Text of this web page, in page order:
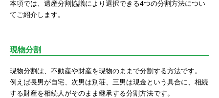
本項では、遺産分割協議により選択できる4つの分割方法につい
てご紹介します。
現物分割
現物分割は、不動産や財産を現物のままで分割する方法です。
例えば長男が自宅、次男は別荘、三男は現金という具合に、相続
する財産を相続人がそのまま継承する分割方法です。